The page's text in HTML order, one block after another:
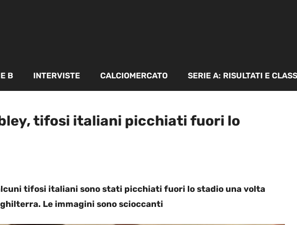
B INTERVISTE CALCIOMERCATO SERIE A: RISULTATI E
tifosi italiani picchiati fuori lo
tifosi italiani sono stati picchiati fuori lo stadio una volta
Le immagini sono scioccanti